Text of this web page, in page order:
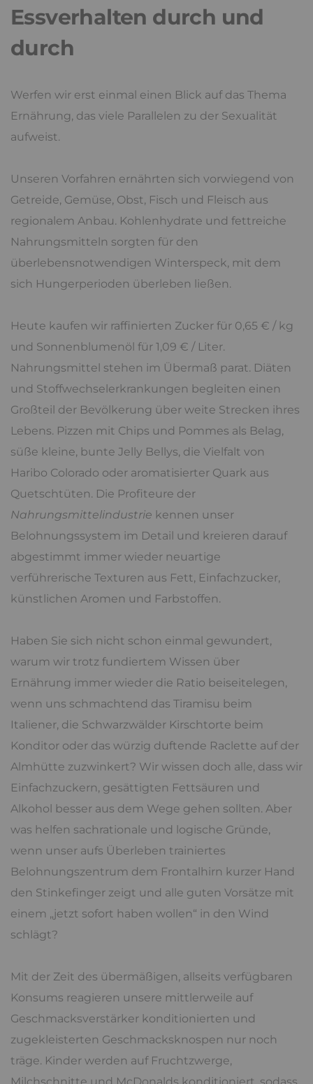
Essverhalten durch und
durch
Werfen wir erst einmal einen Blick auf das Thema
Ernährung, das viele Parallelen zu der Sexualität
aufweist.
Unseren Vorfahren ernährten sich vorwiegend von
Getreide, Gemüse, Obst, Fisch und Fleisch aus
regionalem Anbau. Kohlenhydrate und fettreiche
Nahrungsmitteln sorgten für den
überlebensnotwendigen Winterspeck, mit dem
sich Hungerperioden überleben ließen.
Heute kaufen wir raffinierten Zucker für 0,65 € / kg
und Sonnenblumenöl für 1,09 € / Liter.
Nahrungsmittel stehen im Übermaß parat. Diäten
und Stoffwechselerkrankungen begleiten einen
Großteil der Bevölkerung über weite Strecken ihres
Lebens. Pizzen mit Chips und Pommes als Belag,
süße kleine, bunte Jelly Bellys, die Vielfalt von
Haribo Colorado oder aromatisierter Quark aus
Quetschtüten. Die Profiteure der
Nahrungsmittelindustrie kennen unser
Belohnungssystem im Detail und kreieren darauf
abgestimmt immer wieder neuartige
verführerische Texturen aus Fett, Einfachzucker,
künstlichen Aromen und Farbstoffen.
Haben Sie sich nicht schon einmal gewundert,
warum wir trotz fundiertem Wissen über
Ernährung immer wieder die Ratio beiseitelegen,
wenn uns schmachtend das Tiramisu beim
Italiener, die Schwarzwälder Kirschtorte beim
Konditor oder das würzig duftende Raclette auf der
Almhütte zuzwinkert? Wir wissen doch alle, dass wir
Einfachzuckern, gesättigten Fettsäuren und
Alkohol besser aus dem Wege gehen sollten. Aber
was helfen sachrationale und logische Gründe,
wenn unser aufs Überleben trainiertes
Belohnungszentrum dem Frontalhirn kurzer Hand
den Stinkefinger zeigt und alle guten Vorsätze mit
einem „jetzt sofort haben wollen“ in den Wind
schlägt?
Mit der Zeit des übermäßigen, allseits verfügbaren
Konsums reagieren unsere mittlerweile auf
Geschmacksverstärker konditionierten und
zugekleisterten Geschmacksknospen nur noch
träge. Kinder werden auf Fruchtzwerge,
Milchschnitte und McDonalds konditioniert, sodass